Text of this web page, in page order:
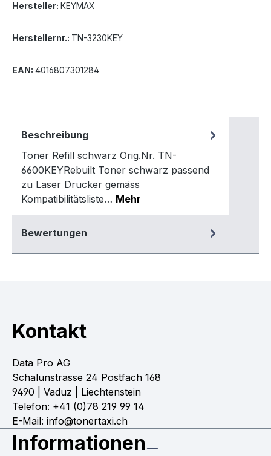
Hersteller: KEYMAX
Herstellernr.: TN-3230KEY
EAN: 4016807301284
Beschreibung
Toner Refill schwarz Orig.Nr. TN-
6600KEYRebuilt Toner schwarz passend
zu Laser Drucker gemäss
Kompatibilitätsliste… Mehr
Bewertungen
Kontakt
Data Pro AG
Schalunstrasse 24 Postfach 168
9490 | Vaduz | Liechtenstein
Telefon: +41 (0)78 219 99 14
E-Mail: info@tonertaxi.ch
Informationen